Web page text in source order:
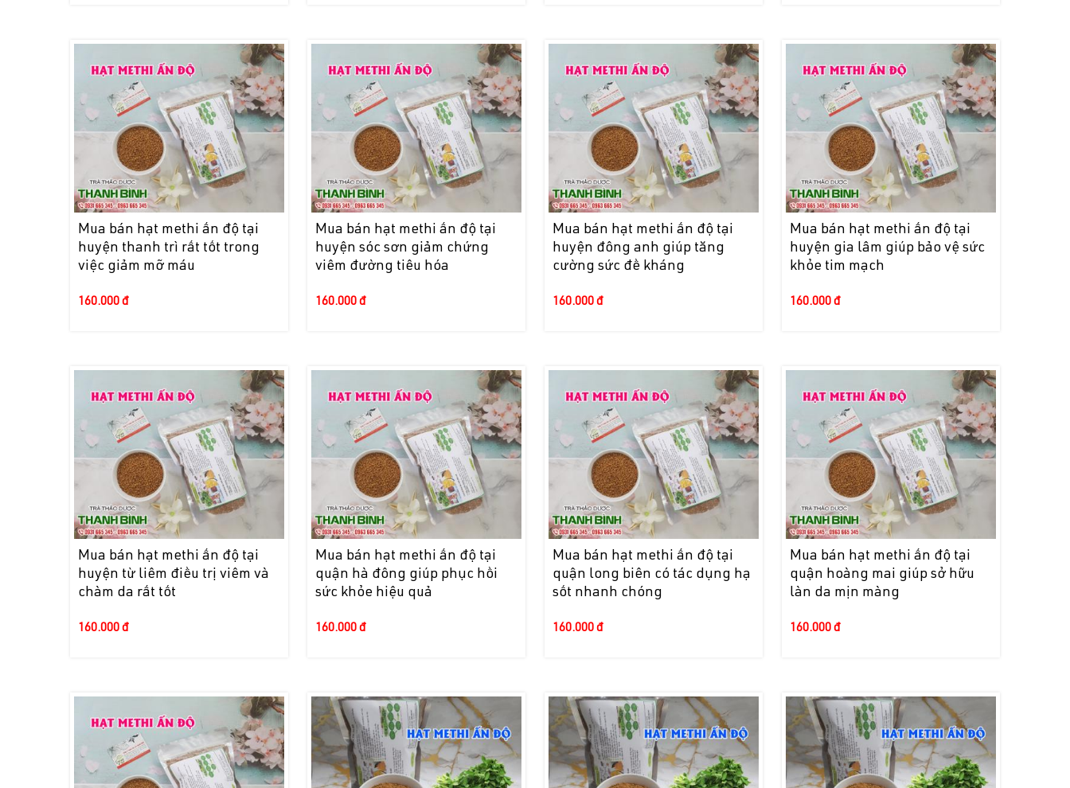
Mua bán hạt methi ấn độ tại
huyện thanh trì rất tốt trong
việc giảm mỡ máu
160.000 đ
Mua bán hạt methi ấn độ tại
huyện sóc sơn giảm chứng
viêm đường tiêu hóa
160.000 đ
Mua bán hạt methi ấn độ tại
huyện đông anh giúp tăng
cường sức đề kháng
160.000 đ
Mua bán hạt methi ấn độ tại
huyện gia lâm giúp bảo vệ sức
khỏe tim mạch
160.000 đ
Mua bán hạt methi ấn độ tại
huyện từ liêm điều trị viêm và
chàm da rất tốt
160.000 đ
Mua bán hạt methi ấn độ tại
quận hà đông giúp phục hồi
sức khỏe hiệu quả
160.000 đ
Mua bán hạt methi ấn độ tại
quận long biên có tác dụng hạ
sốt nhanh chóng
160.000 đ
Mua bán hạt methi ấn độ tại
quận hoàng mai giúp sở hữu
làn da mịn màng
160.000 đ